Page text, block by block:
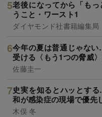
老後になってから「も
うこと・ワースト1
ダイヤモンド社書籍編集局
今年の夏は普通じゃな
受ける〈もう1つの脅威
佐藤圭一
史実を知るとハッとす
和が感染症の現場で優先
木俣 冬